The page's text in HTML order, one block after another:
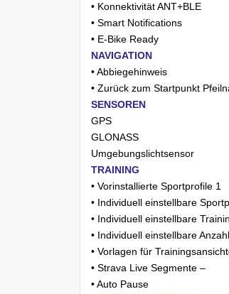
• Konnektivität ANT+BLE
• Smart Notifications
• E-Bike Ready
NAVIGATION
• Abbiegehinweis
• Zurück zum Startpunkt
SENSOREN
GPS
GLONASS
Umgebungslichtsensor
TRAINING
• Vorinstallierte Sportprofile 1
• Individuell einstellbare
• Individuell einstellbare
• Individuell einstellbare
• Vorlagen für
• Strava Live Segmente –
• Auto Pause